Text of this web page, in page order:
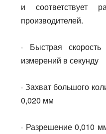
и соответствует
производителей.
· Быстрая
измерений в секунду
· Захват большого
0,020 мм
· Разрешение 0,010